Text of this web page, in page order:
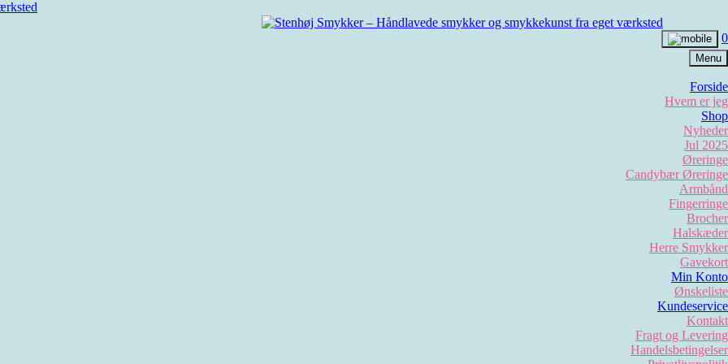
0
Menu
Forside
Hvem er jeg
Shop
Nyheder
Jul 2025
Øreringe
Candybær Øreringe
Armbånd
Fingerringe
Brocher
Halskæder
Herre Smykker
Gavekort
Min Konto
Ønskeliste
Kundeservice
Kontakt
Fragt og Levering
Handelsbetingelser